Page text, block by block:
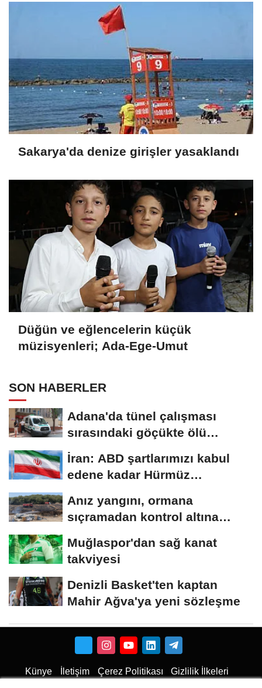
Sakarya'da denize girişler yasaklandı
Düğün ve eğlencelerin küçük
müzisyenleri; Ada-Ege-Umut
SON HABERLER
Adana'da tünel çalışması
sırasındaki göçükte ölü
sayısı...
İran: ABD şartlarımızı kabul
edene kadar Hürmüz
Anız yangını, ormana
sıçramadan kontrol altına
Muğlaspor'dan sağ kanat
takviyesi
Denizli Basket'ten kaptan
Mahir Ağva'ya yeni sözleşme
Künye İletişim Çerez Politikası Gizlilik İlkeleri